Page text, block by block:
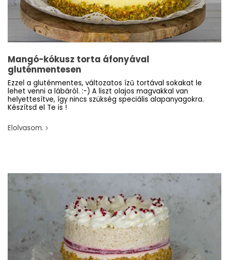
Mangó-kókusz torta áfonyával
gluténmentesen
Ezzel a gluténmentes, változatos ízű tortával sokakat le
lehet venni a lábáról. :-) A liszt olajos magvakkal van
helyettesítve, így nincs szükség speciális alapanyagokra.
Készítsd el Te is !
Elolvasom.